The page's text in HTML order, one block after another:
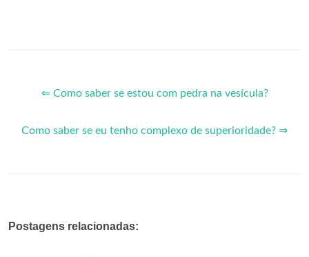
⇐ Como saber se estou com pedra na vesícula?
Como saber se eu tenho complexo de superioridade? ⇒
Postagens relacionadas: